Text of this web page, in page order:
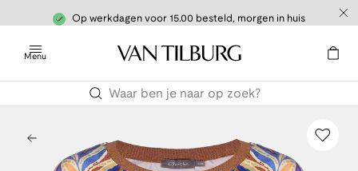
Op werkdagen voor 15.00 besteld, morgen in huis
Menu